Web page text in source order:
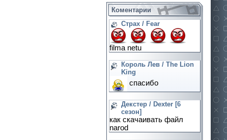
Коментарии
Страх / Fear
filma netu
Король Лев / The Lion
King
спасибо
Декстер / Dexter [6
сезон]
как скачаивать файл
narod